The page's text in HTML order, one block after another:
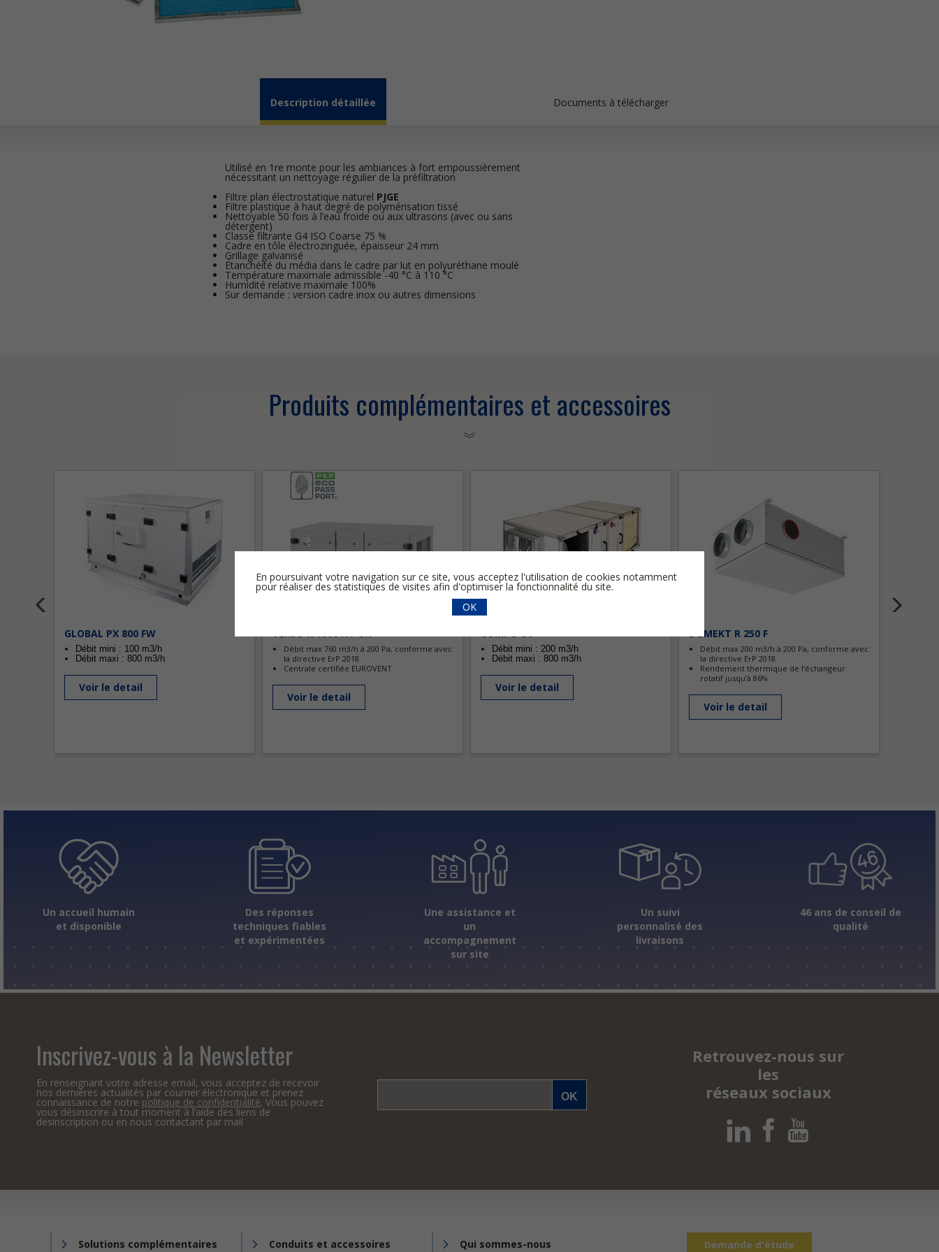
Produits complémentaires et accessoires
GLOBAL PX 800 FW
Débit mini : 100 m3/h
Débit maxi : 800 m3/h
Voir le detail
VERSO R 1000 H / UH
Débit max 760 m3/h à 200 Pa, conforme avec
la directive ErP 2018
Centrale certifiée EUROVENT
Voir le detail
COMPO U0
Débit mini : 200 m3/h
Débit maxi : 800 m3/h
Voir le detail
DOMEKT R 250 F
Débit max 200 m3/h à 200 Pa, conforme avec
la directive ErP 2018
Rendement thermique de l’échangeur
rotatif jusqu’à 86%
Voir le detail
Description détaillée Documents à télécharger
Utilisé en 1re monte pour les ambiances à fort empoussièrement
nécessitant un nettoyage régulier de la préfiltration
Filtre plan électrostatique naturel PJGE
Filtre plastique à haut degré de polymérisation tissé
Nettoyable 50 fois à l’eau froide ou aux ultrasons (avec ou sans
détergent)
Classe filtrante G4 ISO Coarse 75 %
Cadre en tôle électrozinguée, épaisseur 24 mm
Grillage galvanisé
Étanchéité du média dans le cadre par lut en polyuréthane moulé
Température maximale admissible -40 °C à 110 °C
Humidité relative maximale 100%
Sur demande : version cadre inox ou autres dimensions
Un accueil humain
et disponible
Des réponses
techniques fiables
et expérimentées
Une assistance et
un
accompagnement
sur site
Un suivi
personnalisé des
livraisons
46 ans de conseil de
qualité
Inscrivez-vous à la Newsletter
En renseignant votre adresse email, vous acceptez de recevoir
nos dernières actualités par courrier électronique et prenez
connaissance de notre politique de confidentialité. Vous pouvez
vous désinscrire à tout moment à l’aide des liens de
desinscription ou en nous contactant par mail
Retrouvez-nous sur
les
réseaux sociaux
Solutions complémentaires Conduits et accessoires Qui sommes-nous Demande d'étude
En poursuivant votre navigation sur ce site, vous acceptez l'utilisation de cookies notamment
pour réaliser des statistiques de visites afin d'optimiser la fonctionnalité du site.
OK